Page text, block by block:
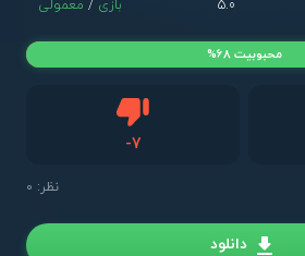
5.0
بازی / معمولی
-7دیس لایک
نظر: 0
محبوبیت 68%
دانلود